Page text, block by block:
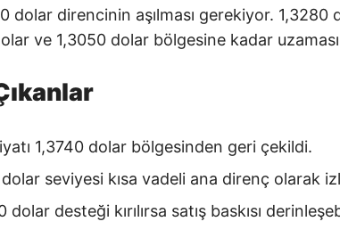
dolar direncinin aşılması gerekiyor. 1,3280
ve 1,3050 dolar bölgesine kadar
1,3740 dolar bölgesinden geri çekildi.
seviyesi kısa vadeli ana direnç olarak
dolar desteği kırılırsa satış baskısı